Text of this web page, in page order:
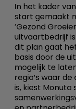
In het kader
start gemaakt
‘Gezond
uitvaartbedrijf
dit plan gaat
basis door de
mogelijk te
regio’s waar
is, kiest Monuta